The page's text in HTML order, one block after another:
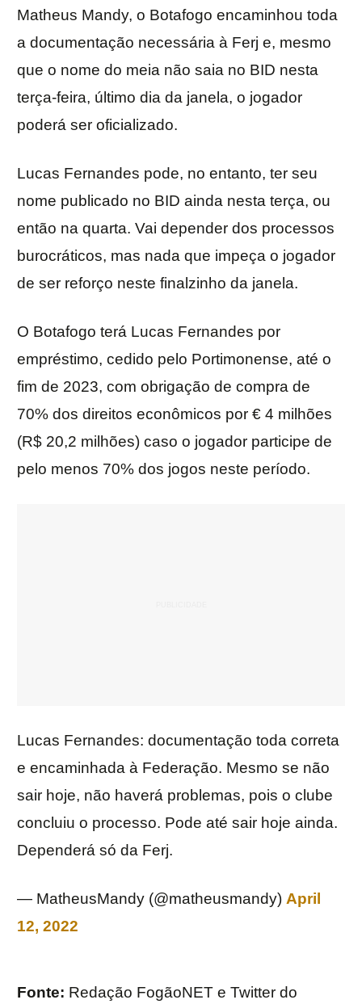
Matheus Mandy, o Botafogo encaminhou toda
a documentação necessária à Ferj e, mesmo
que o nome do meia não saia no BID nesta
terça-feira, último dia da janela, o jogador
poderá ser oficializado.
Lucas Fernandes pode, no entanto, ter seu
nome publicado no BID ainda nesta terça, ou
então na quarta. Vai depender dos processos
burocráticos, mas nada que impeça o jogador
de ser reforço neste finalzinho da janela.
O Botafogo terá Lucas Fernandes por
empréstimo, cedido pelo Portimonense, até o
fim de 2023, com obrigação de compra de
70% dos direitos econômicos por € 4 milhões
(R$ 20,2 milhões) caso o jogador participe de
pelo menos 70% dos jogos neste período.
Lucas Fernandes: documentação toda correta
e encaminhada à Federação. Mesmo se não
sair hoje, não haverá problemas, pois o clube
concluiu o processo. Pode até sair hoje ainda.
Dependerá só da Ferj.
— MatheusMandy (@matheusmandy) April
12, 2022
Fonte: Redação FogãoNET e Twitter do